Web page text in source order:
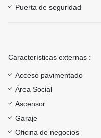
Puerta de seguridad
Características externas :
Acceso pavimentado
Área Social
Ascensor
Garaje
Oficina de negocios